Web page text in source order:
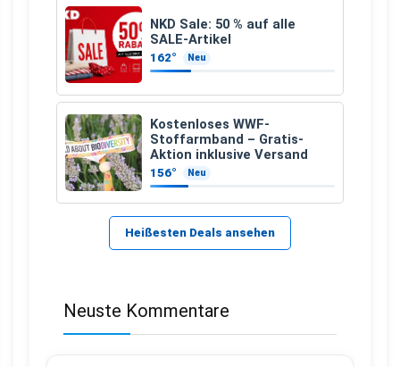
NKD Sale: 50 % auf alle
SALE-Artikel
162° Neu
Kostenloses WWF-
Stoffarmband – Gratis-
Aktion inklusive Versand
156° Neu
Heißesten Deals ansehen
Neuste Kommentare